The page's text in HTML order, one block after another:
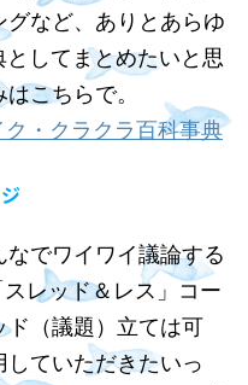
など、ありとあらゆ
してまとめたいと思
こちらで。
・クラクラ百科事典
でワイワイ議論する
レッド＆レス」コー
（議題）立ては可
ていただきたいっ